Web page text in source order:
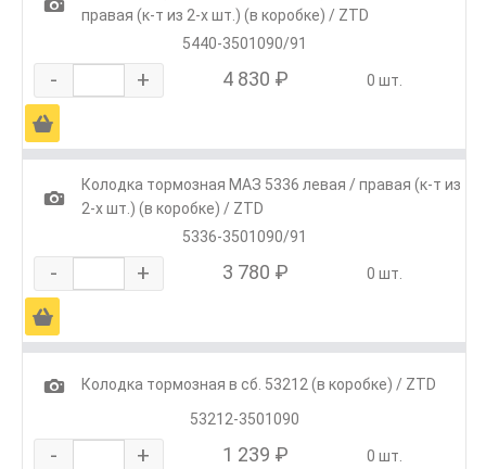
правая (к-т из 2-х шт.) (в коробке) / ZTD
5440-3501090/91
- + 4 830 ₽ 0 шт.
Ä
1
Колодка тормозная МАЗ 5336 левая / правая (к-т из
2-х шт.) (в коробке) / ZTD
5336-3501090/91
- + 3 780 ₽ 0 шт.
Ä
1
Колодка тормозная в сб. 53212 (в коробке) / ZTD
53212-3501090
- + 1 239 ₽ 0 шт.